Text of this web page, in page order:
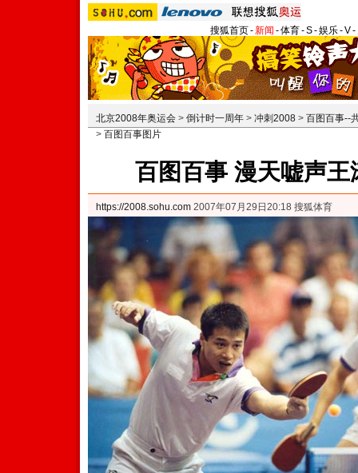
搜狐首页-新闻 -体育-S-娱乐-V-
北京2008年奥运会 > 倒计时一周年 > 冲刺2008 > 百图百事--
> 百图百事图片
百图百事 漫天嘘声
https://2008.sohu.com 2007年07月29日20:18 搜狐体育